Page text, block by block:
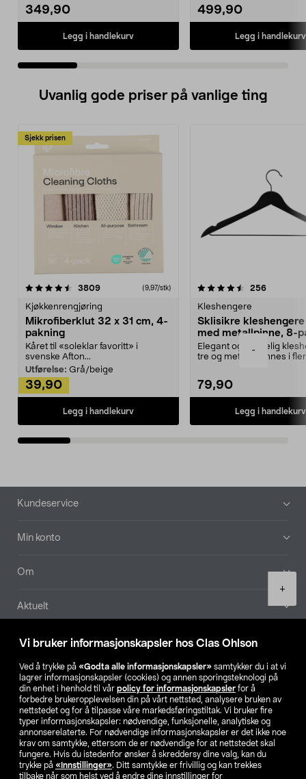
Vi bruker informasjonskapsler hos Clas Ohlson
Ved å trykke på «Godta alle informasjonskapsler» samtykker du i at vi
lagrer informasjonskapsler (cookies) og annen sporingsteknologi på
din enhet i henhold til vår policy for informasjonskapsler for å
forbedre brukeropplevelsen din på vårt nettsted, analysere bruken av
nettstedet og for å tilpasse våre markedsføringstiltak. Vi bruker fire
typer informasjonskapsler: nødvendige, funksjonelle, analytiske og
annonserelaterte. For nødvendige informasjonskapsler er det ikke noe
krav om samtykke, ettersom de er nødvendige for at nettstedet skal
fungere. Hvis du istedenfor ønsker å skreddersy dine valg, kan du
trykke på «Innstillinger». Ditt samtykke er frivillig og kan trekkes
tilbake når som helst ved å endre dine innstillinger for
-
+
349,90
Legg i handlekurv
499,90
Legg i handlekurv
Uvanlig gode priser på vanlige ting
Sjekk prisen
3809anmeldelser(9,97/stk)
Kjøkkenrengjøring
Mikrofiberklut 32 x 31 cm, 4-
pakning
Kåret til «soleklar favoritt» i
svenske Afton...
Utførelse: Grå/beige
39,90
Legg i handlekurv
4.5av 5 stjerner 256
Kleshengere
Sklisikre
med metallpinne, 8-
Elegant og skikkelig
tre og metall – finnes i
79,90
Legg i handlekurv
4.5av 5 stjerner
Bunntekst
Kundeservice
Min konto
Om
Aktuelt
Våre selskaper
Finn din butikk
SE NO FI